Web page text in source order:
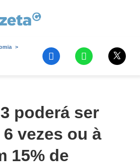
poderá ser
vezes ou à
15% de